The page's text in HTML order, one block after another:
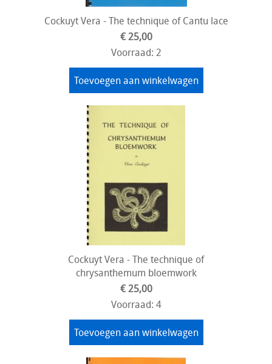
Cockuyt Vera - The technique of Cantu lace
€ 25,00
Voorraad: 2
Toevoegen aan winkelwagen
Cockuyt Vera - The technique of
chrysanthemum bloemwork
€ 25,00
Voorraad: 4
Toevoegen aan winkelwagen